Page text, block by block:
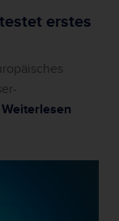
erstes
Weiterlesen